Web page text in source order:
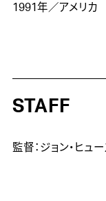
1991年／アメリカ
STAFF
監督：ジョン・ヒュー